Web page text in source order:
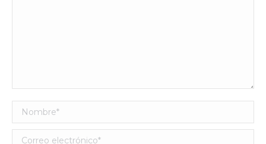
Nombre *
Correo electrónico *